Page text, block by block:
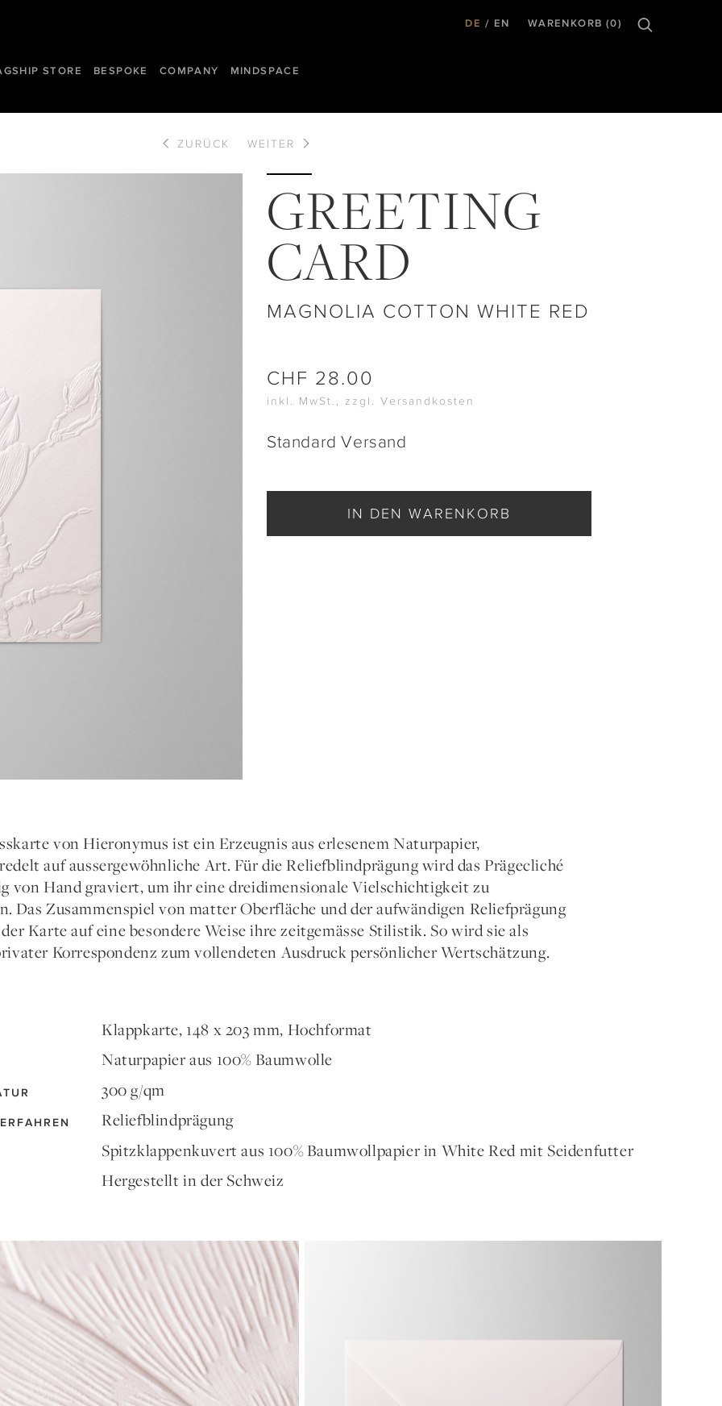
DE EN WARENKORB (0)
STORE BESPOKE COMPANY MINDSPACE
ZURÜCK WEITER
GREETING
CARD
MAGNOLIA COTTON WHITE RED
CHF 28.00
inkl. MwSt., zzgl. Versandkosten
Standard Versand
IN DEN WARENKORB
von Hieronymus ist ein Erzeugnis aus erlesenem Naturpapier,
auf aussergewöhnliche Art. Für die Reliefblindprägung wird das Prägecliché
von Hand graviert, um ihr eine dreidimensionale Vielschichtigkeit zu
Das Zusammenspiel von matter Oberfläche und der aufwändigen Reliefprägung
Karte auf eine besondere Weise ihre zeitgemässe Stilistik. So wird sie als
Korrespondenz zum vollendeten Ausdruck persönlicher Wertschätzung.
Klappkarte, 148 x 203 mm, Hochformat
Naturpapier aus 100% Baumwolle
300 g/qm
Reliefblindprägung
Spitzklappenkuvert aus 100% Baumwollpapier in White Red mit Seidenfutter
Hergestellt in der Schweiz